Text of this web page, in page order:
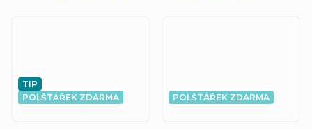
TIP
POLŠTÁŘEK ZDARMA
POLŠTÁŘEK ZDARMA